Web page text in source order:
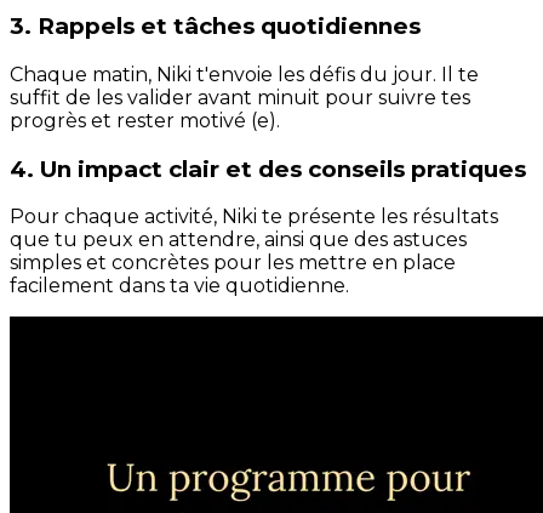
3. Rappels et tâches quotidiennes
Chaque matin, Niki t'envoie les défis du jour. Il te
suffit de les valider avant minuit pour suivre tes
progrès et rester motivé (e).
4. Un impact clair et des conseils pratiques
Pour chaque activité, Niki te présente les résultats
que tu peux en attendre, ainsi que des astuces
simples et concrètes pour les mettre en place
facilement dans ta vie quotidienne.